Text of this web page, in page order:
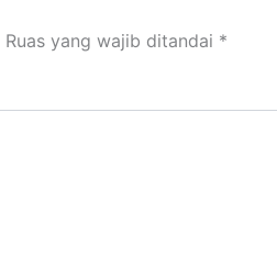
Ruas yang wajib ditandai *